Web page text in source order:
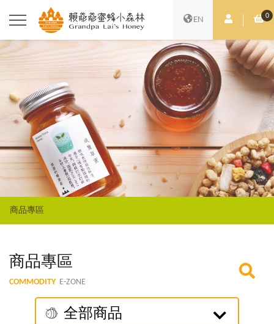
EN 會員中心0
購
商品專區
商品專區
COMMODITY E-ZONE
全部商品